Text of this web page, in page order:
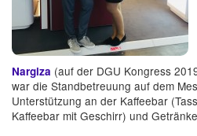
Nargiza (auf der DGU Kongress
war die Standbetreuung auf dem
Unterstützung an der Kaffeebar
Kaffeebar mit Geschirr) und